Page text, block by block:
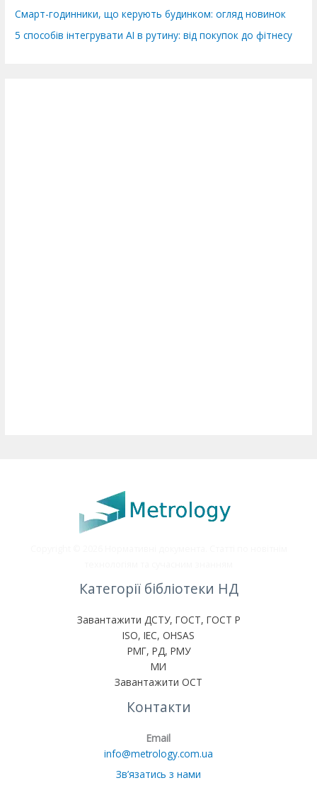
Смарт-годинники, що керують будинком: огляд новинок
5 способів інтегрувати AI в рутину: від покупок до фітнесу
Категорії бібліотеки НД
Завантажити ДСТУ, ГОСТ, ГОСТ Р
ISO, IEC, OHSAS
РМГ, РД, РМУ
МИ
Завантажити ОСТ
Контакти
Email
info@metrology.com.ua
Зв’язатись з нами